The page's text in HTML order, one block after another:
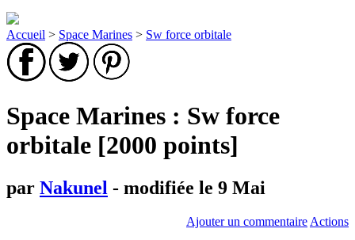
Accueil > Space Marines > Sw force orbitale
Space Marines : Sw force
orbitale [2000 points]
par Nakunel - modifiée le 9 Mai
Ajouter un commentaire Actions